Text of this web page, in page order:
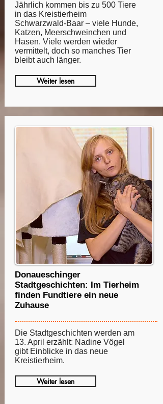
Jährlich kommen bis zu 500 Tiere
in das Kreistierheim
Schwarzwald-Baar – viele Hunde,
Katzen, Meerschweinchen und
Hasen. Viele werden wieder
vermittelt, doch so manches Tier
bleibt auch länger.
Weiter lesen
Donaueschinger
Stadtgeschichten: Im Tierheim
finden Fundtiere ein neue
Zuhause
Die Stadtgeschichten werden am
13. April erzählt: Nadine Vögel
gibt Einblicke in das neue
Kreistierheim.
Weiter lesen